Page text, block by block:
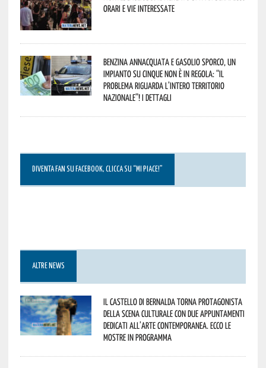
orari e vie interessate
Benzina annacquata e gasolio sporco, un
impianto su cinque non è in regola: “il
problema riguarda l’intero territorio
Nazionale”! I dettagli
DIVENTA FAN SU FACEBOOK, CLICCA SU “MI PIACE!”
ALTRE NEWS
Il Castello di Bernalda torna protagonista
della scena culturale con due appuntamenti
dedicati all’arte contemporanea. Ecco le
mostre in programma